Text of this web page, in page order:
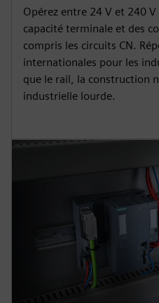
Opérez entre 24 V et 240 V
capacité terminale et des
compris les circuits CN.
internationales pour les
que le rail, la construction
industrielle lourde.